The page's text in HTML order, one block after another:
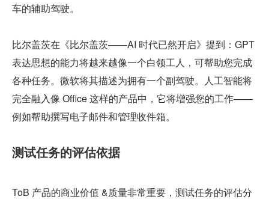
车的辅助驾驶。
比尔盖茨在《比尔盖茨——AI 时代已然开启》提到：GPT
表达思想的能力将越来越像一个白领工人，可帮助您完成
各种任务。微软将其描述为拥有一个副驾驶。人工智能将
完全融入像 Office 这样的产品中，它将增强您的工作——
例如帮助撰写电子邮件和管理收件箱。
测试任务的评估依据
ToB 产品的商业价值 &质量非常重要，测试任务的评估分